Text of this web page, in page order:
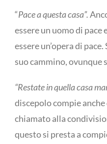
“Pace a questa casa”.
essere un uomo di pace
essere un’opera di
suo cammino, ovunque
“Restate in quella casa
discepolo compie anche
chiamato alla
questo si presta a